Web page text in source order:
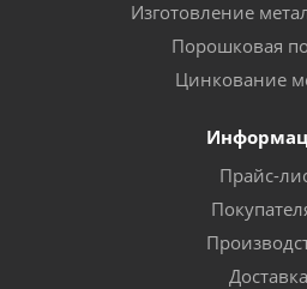
Изготовление
Порошковая
Цинкование
Прайс-
Доставка